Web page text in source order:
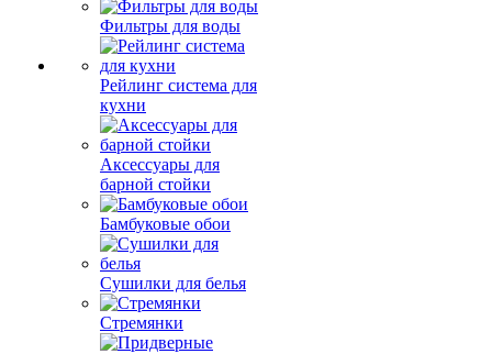
Фильтры для воды
Рейлинг система для
кухни
Аксессуары для
барной стойки
Бамбуковые обои
Сушилки для белья
Стремянки